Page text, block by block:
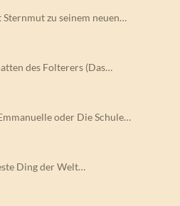
zu seinem neuen…
des Folterers (Das…
oder Die Schule…
Ding der Welt…